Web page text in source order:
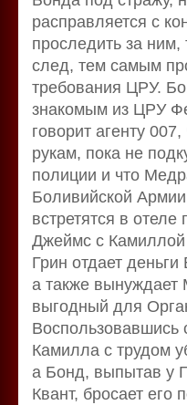
расправляется с
проследить за ним,
след, тем самым
требования ЦРУ.
знакомым из ЦРУ
говорит агенту
рукам, пока не
полиции и что
Боливийской
встретятся в
Джеймс с Камиллой
Грин отдает
а также вынуждает
выгодный для
Воспользовавшись
Камилла с трудом
а Бонд, выпытав у
Квант, бросает его